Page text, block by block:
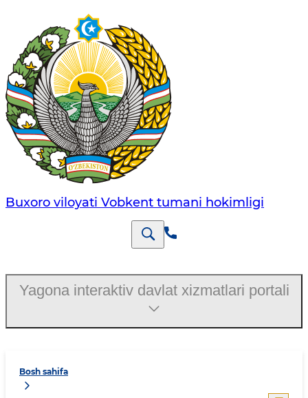
Buxoro viloyati Vobkent tumani hokimligi
Bosh sahifa
Yagona interaktiv davlat xizmatlari portali